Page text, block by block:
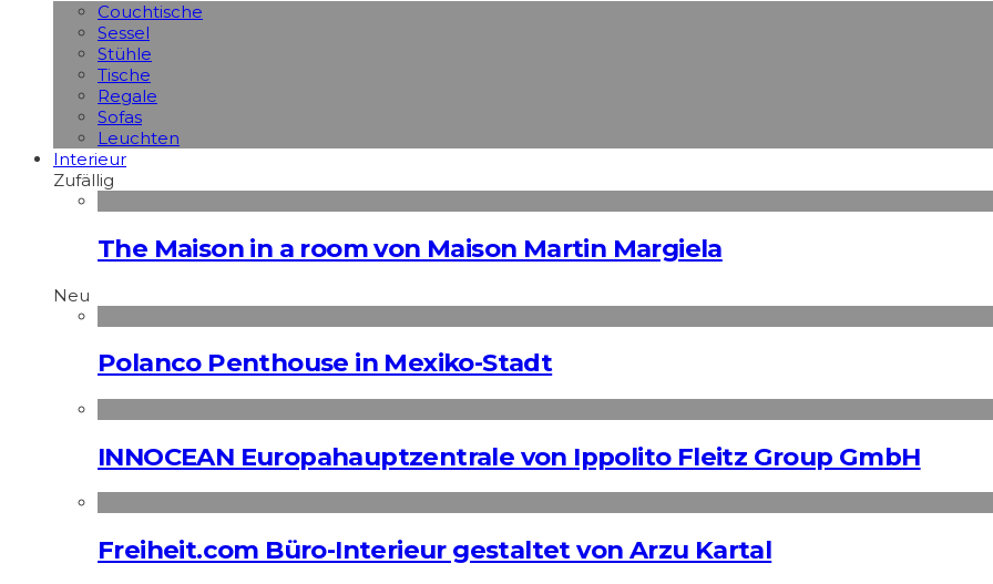
Couchtische
Sessel
Stühle
Tische
Regale
Sofas
Leuchten
Interieur
Zufällig
The Maison in a room von Maison Martin Margiela
Neu
Polanco Penthouse in Mexiko-Stadt
INNOCEAN Europahauptzentrale von Ippolito Fleitz Group GmbH
Freiheit.com Büro-Interieur gestaltet von Arzu Kartal